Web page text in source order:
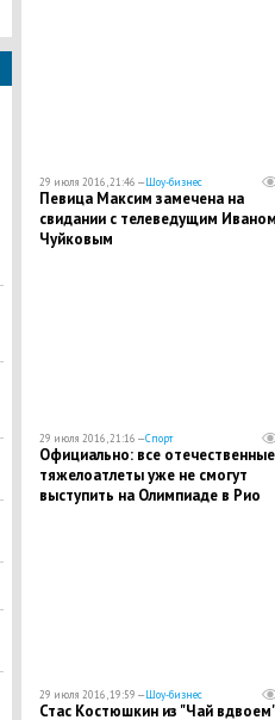
29 июля 2016, 21:46 —Шоу-бизнес
Певица Максим замечена на
свидании с телеведущим
Чуйковым
29 июля 2016, 21:16 —Спорт
Официально: все отечественные
тяжелоатлеты уже не смогут
выступить на Олимпиаде в Рио
29 июля 2016, 19:59 —Шоу-бизнес
Стас Костюшкин из "Чай вдвоем"